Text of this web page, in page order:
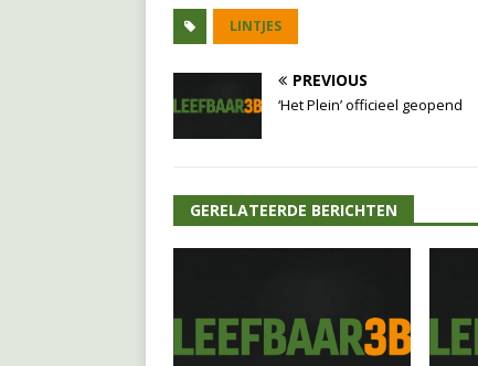
LINTJES
PREVIOUS
‘Het Plein’ officieel geopend
GERELATEERDE BERICHTEN